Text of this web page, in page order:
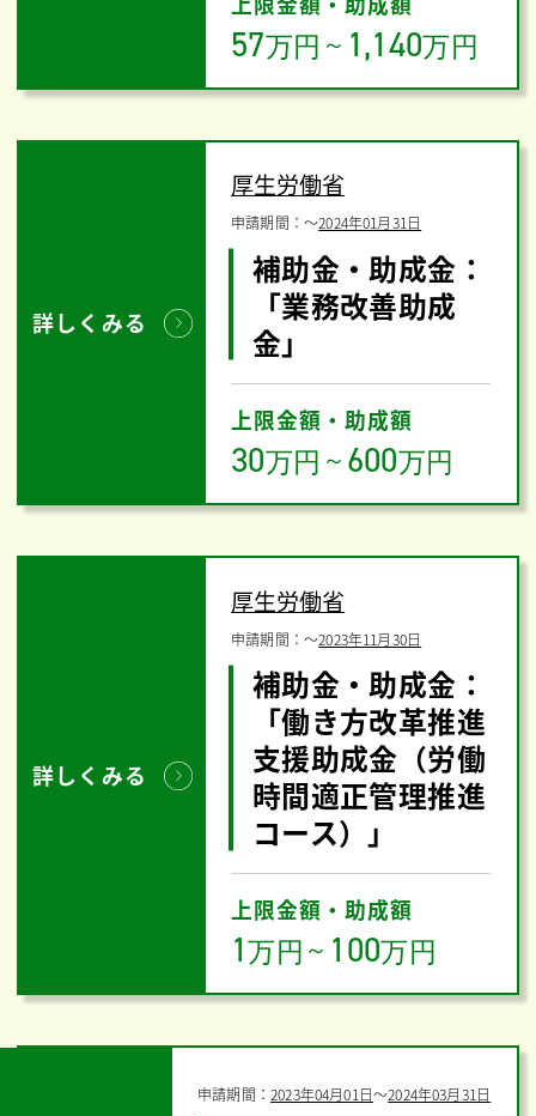
57万円 ～ 1,140万円
詳しくみる
厚生労働省
申請期間：〜2024年01月31日
補助金・助成金：
「業務改善助成
金」
上限金額・助成額
30万円 ～ 600万円
詳しくみる
厚生労働省
申請期間：〜2023年11月30日
補助金・助成金：
「働き方改革推進
支援助成金（労働
時間適正管理推進
コース）」
上限金額・助成額
1万円 ～ 100万円
申請期間：2023年04月01日〜2024年03月31日